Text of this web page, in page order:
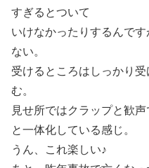
すぎるとついて
いけなかったりするんで
ない。
受けるところはしっかり
む。
見せ所ではクラップと歓
と一体化している感じ。
うん、これ楽しい♪